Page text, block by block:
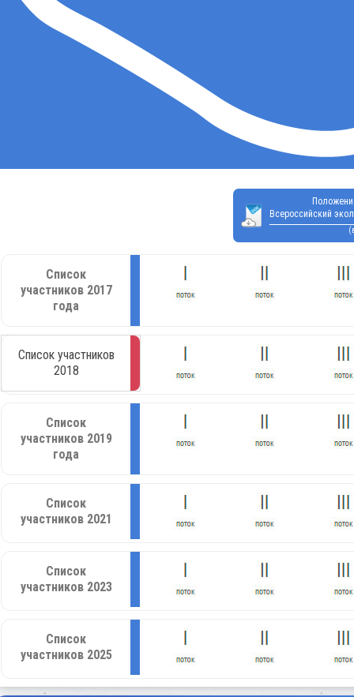
Всероссийский
Список
участников 2017
года
Список участников
2018
Список
участников 2019
года
Список
участников 2021
Список
участников 2023
Список
участников 2025